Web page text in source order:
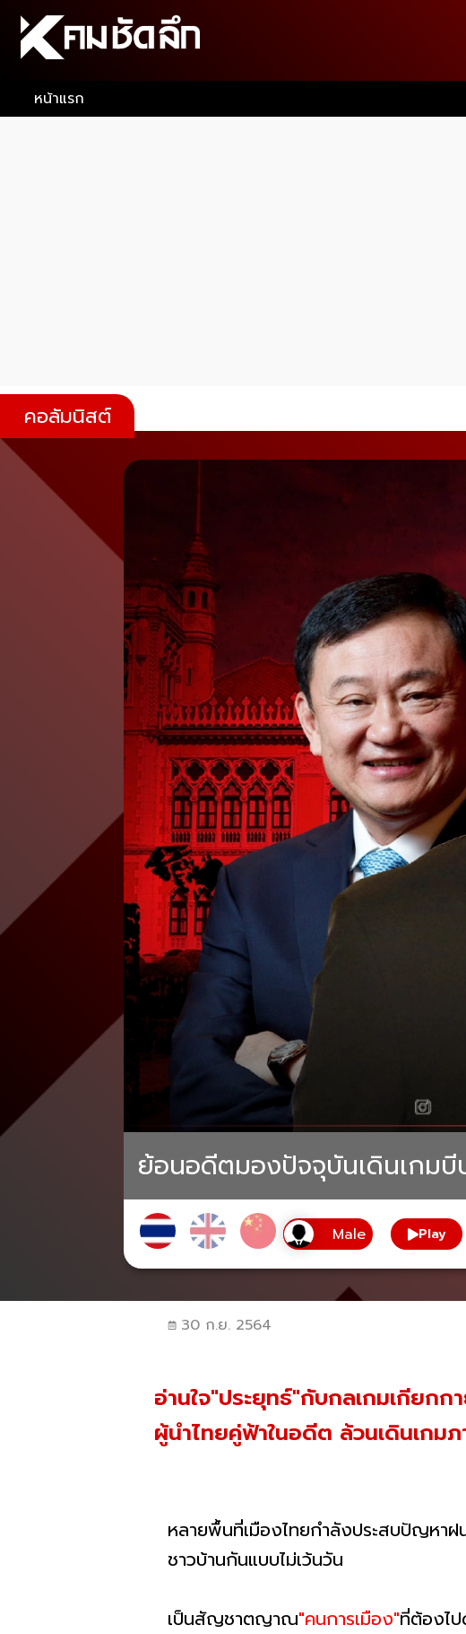
หน้าแรก
คอลัมนิสต์
ย้อนอดีตมองปัจจุบันเดินเกมบี
Play
30 ก.ย. 2564
อ่านใจ"ประยุทธ์"กับกลเกมเกียก
ผู้นำไทยคู่ฟ้าในอดีต ล้วนเดินเกม
หลายพื้นที่เมืองไทยกำลังประสบปัญหาฝ
ชาวบ้านกันแบบไม่เว้นวัน
เป็นสัญชาตญาณ"คนการเมือง"ที่ต้องไ